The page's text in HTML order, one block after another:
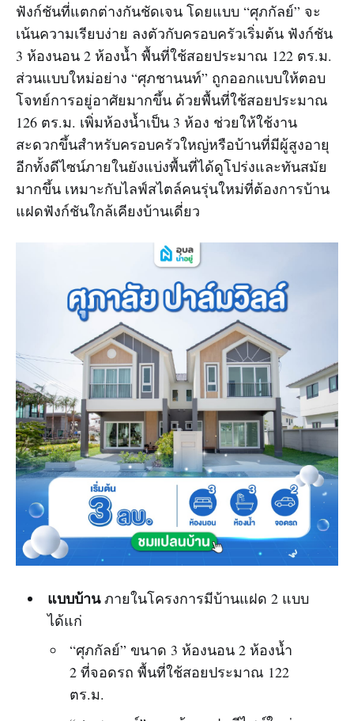
ฟังก์ชันที่แตกต่างกันชัดเจน โดยแบบ “ศุภกัลย์” จะ
เน้นความเรียบง่าย ลงตัวกับครอบครัวเริ่มต้น ฟังก์ชัน
3 ห้องนอน 2 ห้องน้ำ พื้นที่ใช้สอยประมาณ 122 ตร.ม.
ส่วนแบบใหม่อย่าง “ศุภชานนท์” ถูกออกแบบให้ตอบ
โจทย์การอยู่อาศัยมากขึ้น ด้วยพื้นที่ใช้สอยประมาณ
126 ตร.ม. เพิ่มห้องน้ำเป็น 3 ห้อง ช่วยให้ใช้งาน
สะดวกขึ้นสำหรับครอบครัวใหญ่หรือบ้านที่มีผู้สูงอายุ
อีกทั้งดีไซน์ภายในยังแบ่งพื้นที่ได้ดูโปร่งและทันสมัย
มากขึ้น เหมาะกับไลฟ์สไตล์คนรุ่นใหม่ที่ต้องการบ้าน
แฝดฟังก์ชันใกล้เคียงบ้านเดี่ยว
แบบบ้านภายในโครงการมีบ้านแฝด 2 แบบ
ได้แก่
“ศุภกัลย์” ขนาด 3 ห้องนอน 2 ห้องน้ำ
2 ที่จอดรถ พื้นที่ใช้สอยประมาณ 122
ตร.ม.